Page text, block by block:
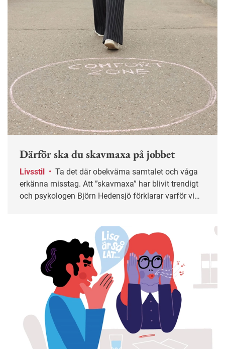
Därför ska du skavmaxa på jobbet
Livsstil •
erkänna misstag. Att ”skavmaxa” har blivit trendigt
och psykologen Björn Hedensjö förklarar varför vi